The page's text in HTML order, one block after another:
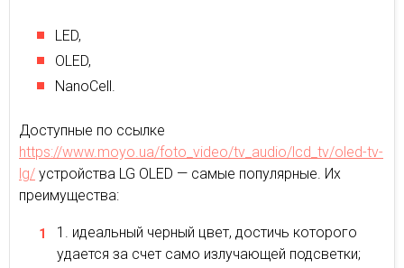
LED,
OLED,
NanoCell.
Доступные по ссылке
https://www.moyo.ua/foto_video/tv_audio/lcd_tv/oled-tv-
lg/ устройства LG OLED — самые популярные. Их
преимущества:
идеальный черный цвет, достичь которого
удается за счет само излучающей подсветки;